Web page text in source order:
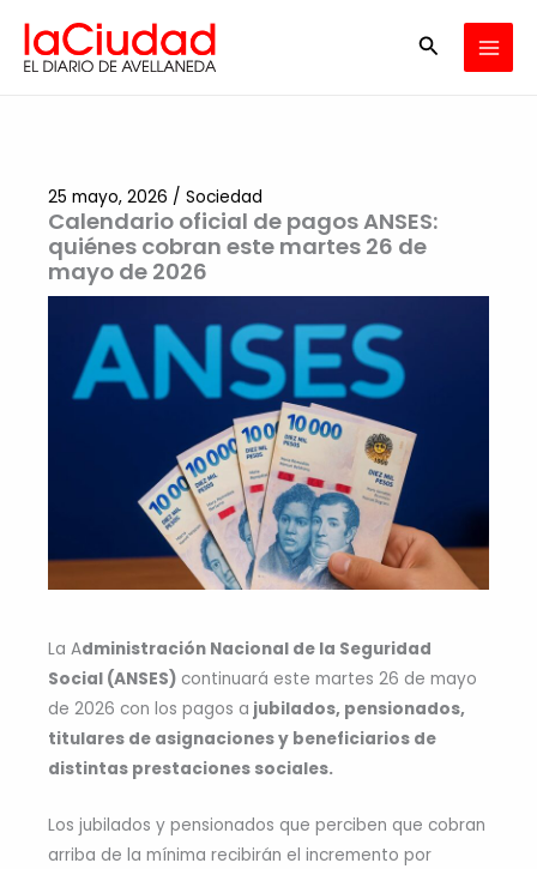
contenido
Buscar
Calendario oficial de pagos ANSES:
quiénes cobran este martes 26 de
mayo de 2026
25 mayo, 2026 / Sociedad
La Administración Nacional de la Seguridad
Social (ANSES) continuará este martes 26 de mayo
de 2026 con los pagos a jubilados, pensionados,
titulares de asignaciones y beneficiarios de
distintas prestaciones sociales.
Los jubilados y pensionados que perciben que cobran
arriba de la mínima recibirán el incremento por